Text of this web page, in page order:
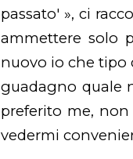
passato' », ci
ammettere solo
nuovo io che tipo
guadagno quale
preferito me,
vedermi